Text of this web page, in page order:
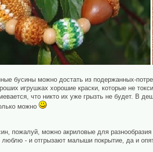
бусины можно достать из подержанных-
игрушках хорошие краски, которые не
что никто их уже грызть не будет. В
можно
пожалуй, можно акриловые для
люблю - и отгрызают малыши покрытие, да и